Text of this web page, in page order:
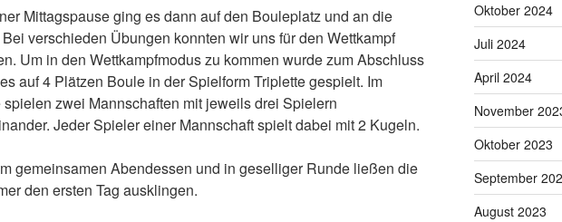
Mittagspause ging es dann auf den Bouleplatz und an die
verschieden Übungen konnten wir uns für den Wettkampf
Um in den Wettkampfmodus zu kommen wurde zum Abschluss
auf 4 Plätzen Boule in der Spielform Triplette gespielt. Im
spielen zwei Mannschaften mit jeweils drei Spielern
Jeder Spieler einer Mannschaft spielt dabei mit 2 Kugeln.
gemeinsamen Abendessen und in geselliger Runde ließen die
den ersten Tag ausklingen.
Oktober 2024
Juli 2024
April 2024
November
Oktober 2023
September
August 2023